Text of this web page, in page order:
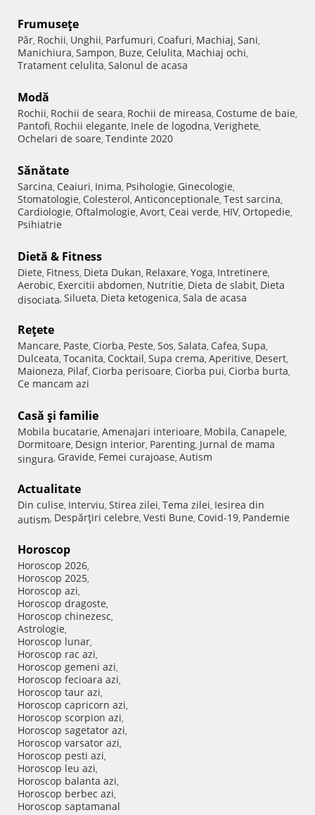
Frumuseţe
Păr, Rochii, Unghii, Parfumuri, Coafuri, Machiaj, Sani,
Manichiura, Sampon, Buze, Celulita, Machiaj ochi,
Tratament celulita, Salonul de acasa
Modă
Rochii, Rochii de seara, Rochii de mireasa, Costume de baie,
Pantofi, Rochii elegante, Inele de logodna, Verighete,
Ochelari de soare, Tendinte 2020
Sănătate
Sarcina, Ceaiuri, Inima, Psihologie, Ginecologie,
Stomatologie, Colesterol, Anticonceptionale, Test sarcina,
Cardiologie, Oftalmologie, Avort, Ceai verde, HIV, Ortopedie,
Psihiatrie
Dietă & Fitness
Diete, Fitness, Dieta Dukan, Relaxare, Yoga, Intretinere,
Aerobic, Exercitii abdomen, Nutritie, Dieta de slabit, Dieta
disociata, Silueta, Dieta ketogenica, Sala de acasa
Reţete
Mancare, Paste, Ciorba, Peste, Sos, Salata, Cafea, Supa,
Dulceata, Tocanita, Cocktail, Supa crema, Aperitive, Desert,
Maioneza, Pilaf, Ciorba perisoare, Ciorba pui, Ciorba burta,
Ce mancam azi
Casă şi familie
Mobila bucatarie, Amenajari interioare, Mobila, Canapele,
Dormitoare, Design interior, Parenting, Jurnal de mama
singura, Gravide, Femei curajoase, Autism
Actualitate
Din culise, Interviu, Stirea zilei, Tema zilei, Iesirea din
autism, Despărţiri celebre, Vesti Bune, Covid-19, Pandemie
Horoscop
Horoscop 2026,
Horoscop 2025,
Horoscop azi,
Horoscop dragoste,
Horoscop chinezesc,
Astrologie,
Horoscop lunar,
Horoscop rac azi,
Horoscop gemeni azi,
Horoscop fecioara azi,
Horoscop taur azi,
Horoscop capricorn azi,
Horoscop scorpion azi,
Horoscop sagetator azi,
Horoscop varsator azi,
Horoscop pesti azi,
Horoscop leu azi,
Horoscop balanta azi,
Horoscop berbec azi,
Horoscop saptamanal